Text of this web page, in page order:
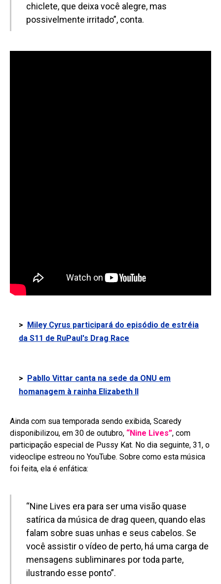
chiclete, que deixa você alegre, mas
possivelmente irritado”, conta.
> Miley Cyrus participará do episódio de estréia
da S11 de RuPaul's Drag Race
> Pabllo Vittar canta na sede da ONU em
homanagem à rainha Elizabeth II
Ainda com sua temporada sendo exibida, Scaredy
disponibilizou, em 30 de outubro, “Nine Lives”, com
participação especial de Pussy Kat. No dia seguinte, 31, o
videoclipe estreou no YouTube. Sobre como esta música
foi feita, ela é enfática:
“Nine Lives era para ser uma visão quase
satírica da música de drag queen, quando elas
falam sobre suas unhas e seus cabelos. Se
você assistir o vídeo de perto, há uma carga de
mensagens subliminares por toda parte,
ilustrando esse ponto”.